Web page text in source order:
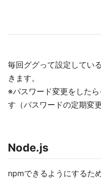
毎回ググって設定してい
きます。
※パスワード変更をした
す（パスワードの定期変
Node.js
npmできるようにするた